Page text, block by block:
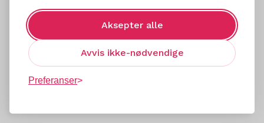
Aksepter alle
Avvis ikke-nødvendige
Preferanser